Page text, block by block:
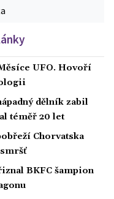
UFO. Hovoří
dělník zabil
téměř 20 let
Chorvatska
BKFC šampion